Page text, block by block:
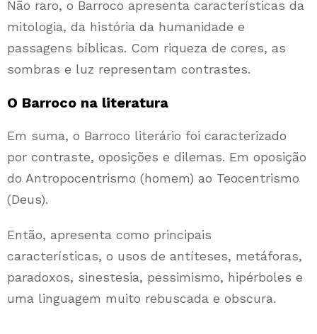
Não raro, o Barroco apresenta características da
mitologia, da história da humanidade e
passagens bíblicas. Com riqueza de cores, as
sombras e luz representam contrastes.
O Barroco na literatura
Em suma, o Barroco literário foi caracterizado
por contraste, oposições e dilemas. Em oposição
do Antropocentrismo (homem) ao Teocentrismo
(Deus).
Então, apresenta como principais
características, o usos de antíteses, metáforas,
paradoxos, sinestesia, pessimismo, hipérboles e
uma linguagem muito rebuscada e obscura.